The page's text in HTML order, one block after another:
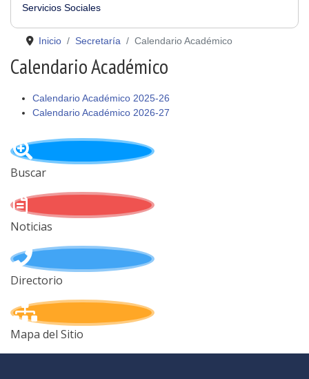
Servicios Sociales
Inicio Secretaría Calendario Académico
Calendario Académico
Calendario Académico 2025-26
Calendario Académico 2026-27
Buscar
Noticias
Directorio
Mapa del Sitio